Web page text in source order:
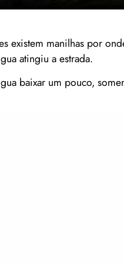
existem manilhas por
atingiu a estrada.
baixar um pouco,